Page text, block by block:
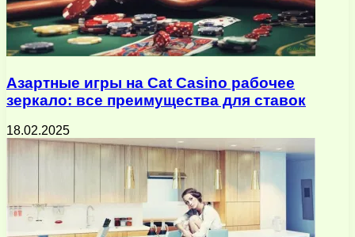
Азартные игры на Cat Casino рабочее
зеркало: все преимущества для ставок
18.02.2025